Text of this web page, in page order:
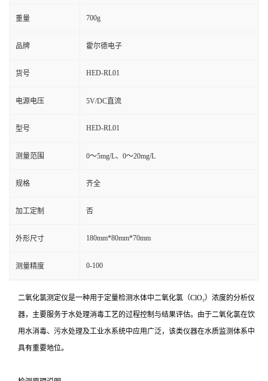
重量 700g
品牌 霍尔德电子
货号 HED-RL01
电源电压 5V/DC直流
型号 HED-RL01
测量范围 0～5mg/L、0～20mg/L
规格 齐全
加工定制 否
外形尺寸 180mm*80mm*70mm
测量精度 0-100
二氧化氯测定仪是一种用于定量检测水体中二氧化氯（ClO₂）浓度的分析仪
器，主要服务于水处理消毒工艺的过程控制与结果评估。由于二氧化氯在饮
用水消毒、污水处理及工业水系统中应用广泛，该类仪器在水质监测体系中
具有重要地位。